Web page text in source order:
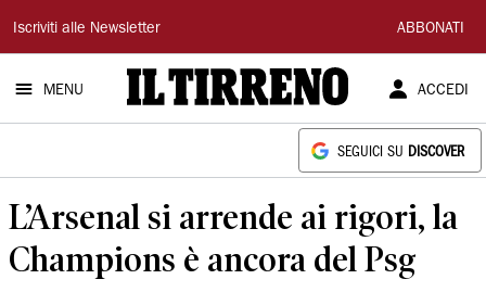
Il
Tirreno
Iscriviti alle Newsletter ABBONATI
MENU ACCEDI
SEGUICI SU DISCOVER
L’Arsenal si arrende ai rigori, la
Champions è ancora del Psg